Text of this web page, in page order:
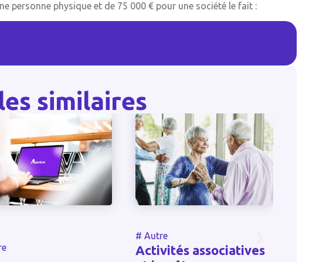
personne physique et de 75 000 € pour une société le fait :
similaires
associatives
# Autre